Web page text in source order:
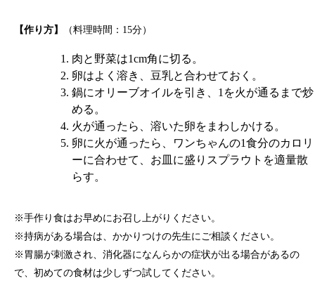
【作り方】 （料理時間：15分）
肉と野菜は1cm角に切る。
卵はよく溶き、豆乳と合わせておく。
鍋にオリーブオイルを引き、1を火が通るまで炒
める。
火が通ったら、溶いた卵をまわしかける。
卵に火が通ったら、ワンちゃんの1食分のカロリ
ーに合わせて、お皿に盛りスプラウトを適量散
らす。
※手作り食はお早めにお召し上がりください。
※持病がある場合は、かかりつけの先生にご相談ください。
※胃腸が刺激され、消化器になんらかの症状が出る場合があるの
で、初めての食材は少しずつ試してください。